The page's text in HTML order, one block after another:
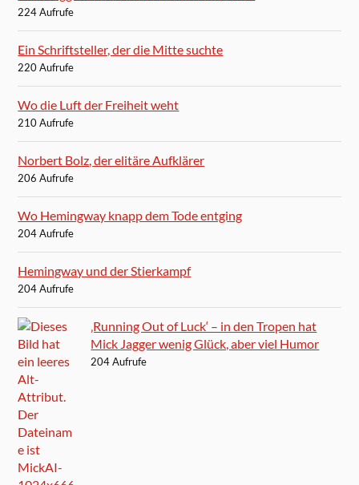
224 Aufrufe
Ein Schriftsteller, der die Mitte suchte
220 Aufrufe
Wo die Luft der Freiheit weht
210 Aufrufe
Norbert Bolz, der elitäre Aufklärer
206 Aufrufe
Wo Hemingway knapp dem Tode entging
204 Aufrufe
Hemingway und der Stierkampf
204 Aufrufe
‚Running Out of Luck‘ – in den Tropen hat
Mick Jagger wenig Glück, aber viel Humor
204 Aufrufe